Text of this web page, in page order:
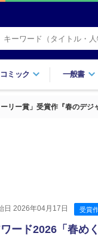
コミック 一般書
リー賞」受賞作『春のデ
日 2026年04月17日 受賞
ード2026「春め